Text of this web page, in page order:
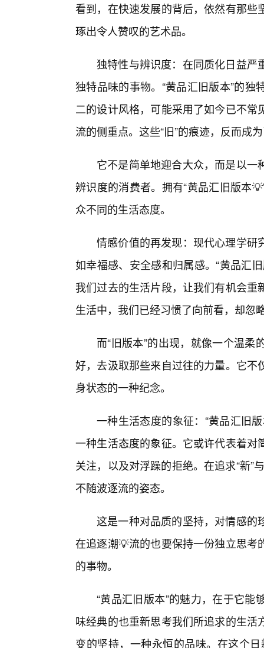
看到，在快速发展的背后，依然有那
琢出令人赞叹的艺术品。
独特性与辨识度：在同质化日益严
独特品味的事物。“黄品汇旧版本”的
二的设计风格，可能采用了如今已不
流的侧重点。这些“旧”的痕迹，反而成
它不是简单地迎合大众，而是以
辨识度的消费者。拥有“黄品汇旧版本
众不同的生活态度。
情感价值的再发现：现代心理学研
如幸福感、安全感和归属感。“黄品汇
我们过去的生活片段，让我们有机会
生活中，我们已经习惯了向前看，却忽
而“旧版本”的出现，就像一个温
好，去汲取那些来自过往的力量。它
身状态的一种纪念。
一种生活态度的象征：“黄品汇旧
一种生活态度的象征。它或许代表着
关注，以及对浮躁的拒绝。在追求“新”
不随波逐流的姿态。
这是一种对品质的坚持，对情感的
在追逐潮💡流的也要保持一份独立思
的事物。
“黄品汇旧版本”的魅力，在于它
味经典的也重新思考我们所追求的生
变的坚持，一种永恒的品味。在这个